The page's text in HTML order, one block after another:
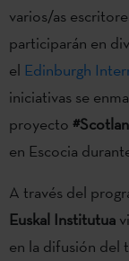
varios/as
participarán en
el Edinburgh
iniciativas se
proyecto
en Escocia
A través del
Euskal Institutua
en la difusión del